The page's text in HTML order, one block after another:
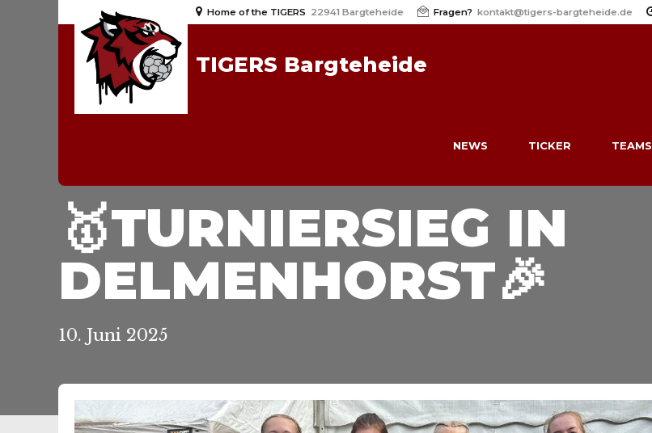
Home of the TIGERS 22941 Bargteheide Fragen? kontakt@tigers-bargteheide.de
TIGERS Bargteheide
NEWS TICKER TEAMS
1. DAMEN
🥇TURNIERSIEG IN
DELMENHORST🎉
10. Juni 2025